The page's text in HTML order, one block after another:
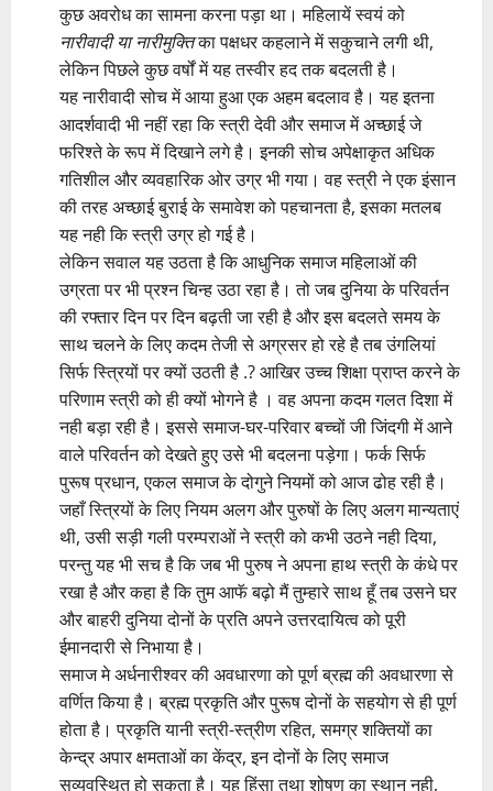
कुछ अवरोध का सामना करना पड़ा था। महिलायें स्वयं को
नारीवादी या नारीमुक्तिका पक्षधर कहलाने में सकुचाने लगी थी,
लेकिन पिछले कुछ वर्षों में यह तस्वीर हद तक बदलती है।
यह नारीवादी सोच में आया हुआ एक अहम बदलाव है। यह इतना
आदर्शवादी भी नहीं रहा कि स्त्री देवी और समाज में अच्छाई जे
फरिश्ते के रूप में दिखाने लगे है। इनकी सोच अपेक्षाकृत अधिक
गतिशील और व्यवहारिक ओर उग्र भी गया। वह स्त्री ने एक इंसान
की तरह अच्छाई बुराई के समावेश को पहचानता है, इसका मतलब
यह नही कि स्त्री उग्र हो गई है।
लेकिन सवाल यह उठता है कि आधुनिक समाज महिलाओं की
उग्रता पर भी प्रश्न चिन्ह उठा रहा है। तो जब दुनिया के परिवर्तन
की रफ्तार दिन पर दिन बढ़ती जा रही है और इस बदलते समय के
साथ चलने के लिए कदम तेजी से अग्रसर हो रहे है तब उंगलियां
सिर्फ स्त्रियों पर क्यों उठती है .? आखिर उच्च शिक्षा प्राप्त करने के
परिणाम स्त्री को ही क्यों भोगने है । वह अपना कदम गलत दिशा में
नही बड़ा रही है। इससे समाज-घर-परिवार बच्चों जी जिंदगी में आने
वाले परिवर्तन को देखते हुए उसे भी बदलना पड़ेगा। फर्क सिर्फ
पुरूष प्रधान, एकल समाज के दोगुने नियमों को आज ढोह रही है।
जहाँ स्त्रियों के लिए नियम अलग और पुरुषों के लिए अलग मान्यताएं
थी, उसी सड़ी गली परम्पराओं ने स्त्री को कभी उठने नही दिया,
परन्तु यह भी सच है कि जब भी पुरुष ने अपना हाथ स्त्री के कंधे पर
रखा है और कहा है कि तुम आफॅ बढ़ो मैं तुम्हारे साथ हूँ तब उसने घर
और बाहरी दुनिया दोनों के प्रति अपने उत्तरदायित्व को पूरी
ईमानदारी से निभाया है।
समाज मे अर्धनारीश्वर की अवधारणा को पूर्ण ब्रह्म की अवधारणा से
वर्णित किया है। ब्रह्म प्रकृति और पुरूष दोनों के सहयोग से ही पूर्ण
होता है। प्रकृति यानी स्त्री-स्त्रीण रहित, समग्र शक्तियों का
केन्द्र अपार क्षमताओं का केंद्र, इन दोनों के लिए समाज
सुव्यवस्थित हो सकता है। यह हिंसा तथा शोषण का स्थान नही,